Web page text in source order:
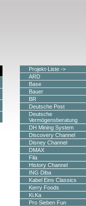
Projekt-Liste ->
ARD
Base
Bauer
BR
Deutsche Post
Deutsche
Vermögensberatung
DH Mining System
Discovery Channel
Disney Channel
DMAX
Fila
History Channel
ING Diba
Kabel Eins Classics
Kerry Foods
Ki.Ka
Pro Sieben Fun